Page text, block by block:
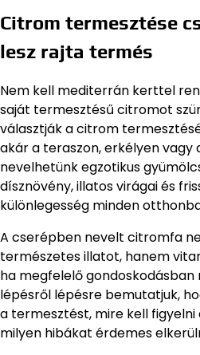
Citrom termesztése
lesz rajta termés
Nem kell mediterrán kerttel
saját termesztésű citromot
választják a citrom
akár a teraszon, erkélyen vagy
nevelhetünk egzotikus
dísznövény, illatos virágai és
különlegesség minden
A cserépben nevelt citromfa
természetes illatot, hanem
ha megfelelő gondoskodásban
lépésről lépésre bemutatjuk,
a termesztést, mire kell figyelni
milyen hibákat érdemes